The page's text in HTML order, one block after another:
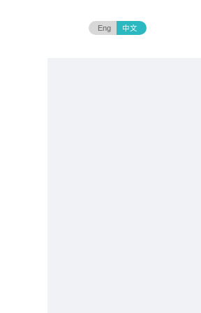
Eng 中文